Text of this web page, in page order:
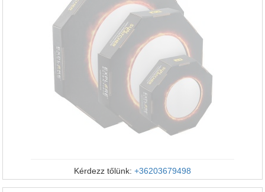
Kérdezz tőlünk: +36203679498